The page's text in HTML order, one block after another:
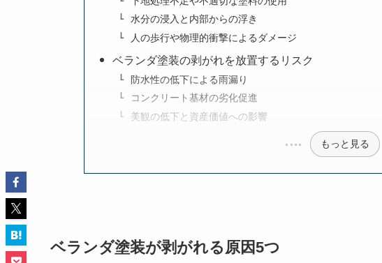
水分の浸入と内部からの浮き
人の歩行や物理的衝撃によるダメージ
ベランダ塗装の剥がれを放置するリスク
防水性の低下による雨漏り
コンクリート基材の劣化促進
美観の低下と資産価値への影響
もっと見る
ベランダ塗装が剥がれる原因5つ